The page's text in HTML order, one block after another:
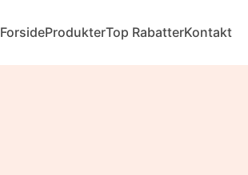
ForsideProdukterTop RabatterKontakt